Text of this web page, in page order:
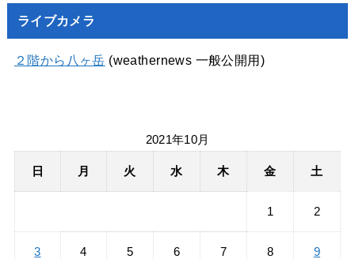
ライブカメラ
２階から八ヶ岳 (weathernews 一般公開用)
2021年10月
日 月 火 水 木 金 土
1 2
3 4 5 6 7 8 9